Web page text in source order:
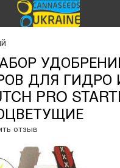
ДЛЯ ГИДРО
PRO
отзыв